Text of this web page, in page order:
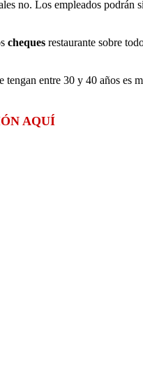
no. Los empleados podrán
cheques restaurante sobre
tengan entre 30 y 40 años
AQUÍ